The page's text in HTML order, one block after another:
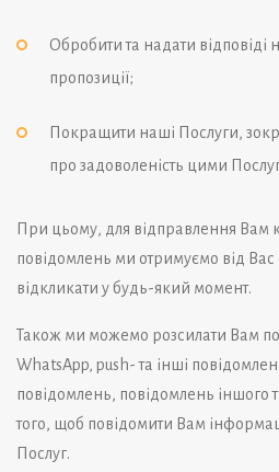
Обробити та надати відповіді
пропозиції;
Покращити наші Послуги,
про задоволеність цими
При цьому, для відправлення Вам
повідомлень ми отримуємо від
відкликати у будь-який момент.
Також ми можемо розсилати Вам
WhatsApp, push- та інші
повідомлень, повідомлень іншого
того, щоб повідомити Вам
Послуг.